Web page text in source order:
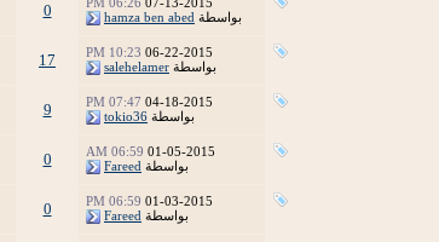
بواسطة hamza ben abed
0
06-22-2015
10:23 PM
بواسطة salehelamer
17
04-18-2015
07:47 PM
بواسطة tokio36
9
01-05-2015
06:59 AM
بواسطة Fareed
0
01-03-2015
06:59 PM
بواسطة Fareed
0